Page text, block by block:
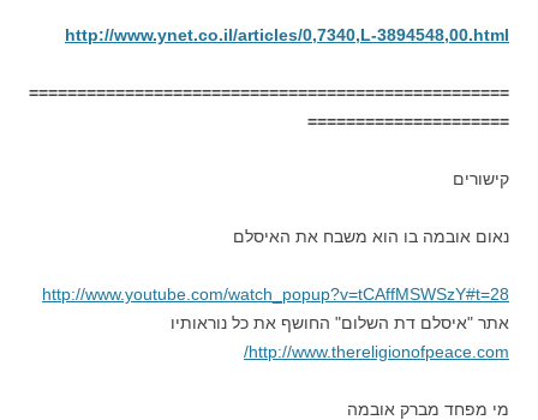
http://www.ynet.co.il/articles/0,7340,L-3894548,00.html
==================================================
=====================
קישורים
נאום אובמה בו הוא משבח את האיסלם
http://www.youtube.com/watch_popup?v=tCAffMSWSzY#t=28
אתר "איסלם דת השלום" החושף את כל נוראותיו
http://www.thereligionofpeace.com/
מי מפחד מברק אובמה